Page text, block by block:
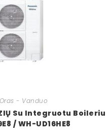
- Vanduo
Su Integruotu Boileriu
/ WH-UD16HE8